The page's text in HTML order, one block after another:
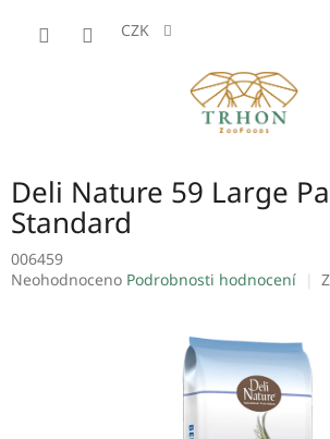
CZK
Deli Nature 59 Large
Standard
006459
Průměrné
Neohodnoceno Podrobnosti hodnocení